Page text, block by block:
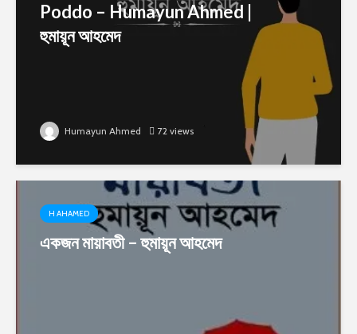
Poddo – Humayun Ahmed |
হুমায়ূন আহমেদ
Humayun Ahmed 72 views
H AHAMED
একজন মায়াবতী – হুমায়ূন আহমেদ